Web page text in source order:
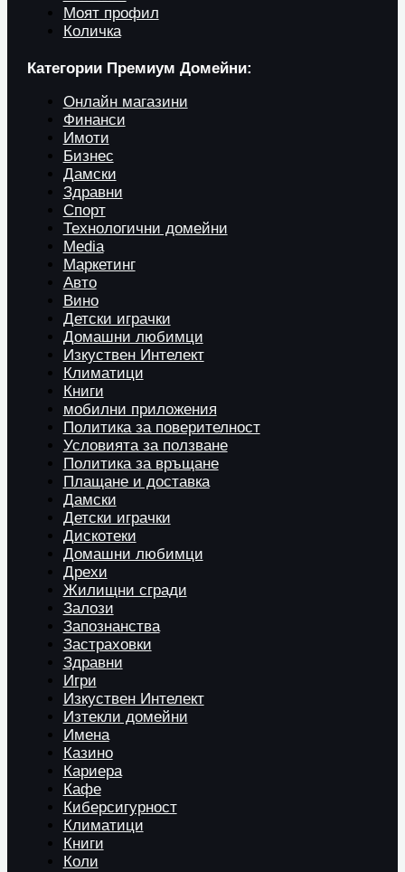
Моят профил
Количка
Категории Премиум Домейни:
Онлайн магазини
Финанси
Имоти
Бизнес
Дамски
Здравни
Спорт
Технологични домейни
Media
Маркетинг
Авто
Вино
Детски играчки
Домашни любимци
Изкуствен Интелект
Климатици
Книги
мобилни приложения
Политика за поверителност
Условията за ползване
Политика за връщане
Плащане и доставка
Дамски
Детски играчки
Дискотеки
Домашни любимци
Дрехи
Жилищни сгради
Залози
Запознанства
Застраховки
Здравни
Игри
Изкуствен Интелект
Изтекли домейни
Имена
Казино
Кариера
Кафе
Киберсигурност
Климатици
Книги
Коли